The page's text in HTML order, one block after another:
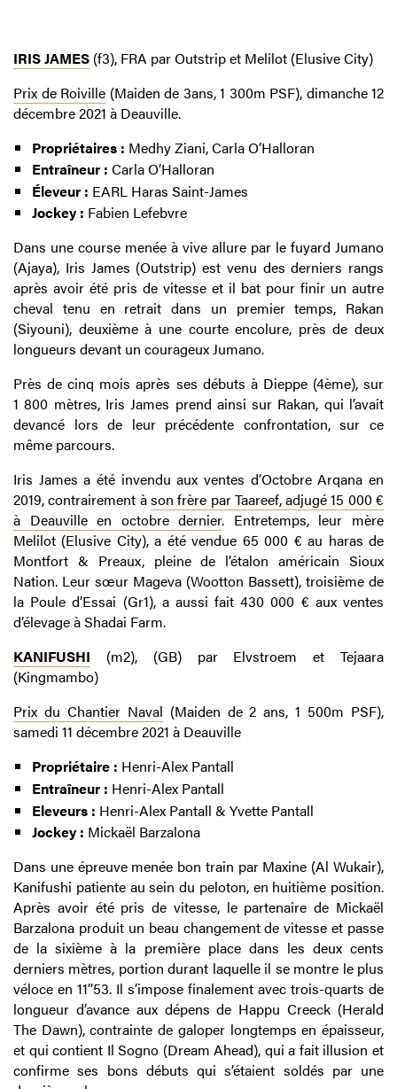
IRIS JAMES (f3), FRA par Outstrip et Melilot (Elusive City)
Prix de Roiville (Maiden de 3ans, 1 300m PSF), dimanche 12
décembre 2021 à Deauville.
Propriétaires : Medhy Ziani, Carla O’Halloran
Entraîneur : Carla O’Halloran
Éleveur : EARL Haras Saint-James
Jockey : Fabien Lefebvre
Dans une course menée à vive allure par le fuyard Jumano
(Ajaya), Iris James (Outstrip) est venu des derniers rangs
après avoir été pris de vitesse et il bat pour finir un autre
cheval tenu en retrait dans un premier temps, Rakan
(Siyouni), deuxième à une courte encolure, près de deux
longueurs devant un courageux Jumano.
Près de cinq mois après ses débuts à Dieppe (4ème), sur
1 800 mètres, Iris James prend ainsi sur Rakan, qui l’avait
devancé lors de leur précédente confrontation, sur ce
même parcours.
Iris James a été invendu aux ventes d’Octobre Arqana en
2019, contrairement àson frère par Taareef, adjugé 15 000 €
à Deauville en octobre dernier. Entretemps, leur mère
Melilot (Elusive City), a été vendue 65 000 € au haras de
Montfort & Preaux, pleine de l’étalon américain Sioux
Nation. Leur sœur Mageva (Wootton Bassett), troisième de
la Poule d’Essai (Gr1), a aussi fait 430 000 € aux ventes
d’élevage à Shadai Farm.
KANIFUSHI (m2), (GB) par Elvstroem et Tejaara
(Kingmambo)
Prix du Chantier Naval (Maiden de 2 ans, 1 500m PSF),
samedi 11 décembre 2021 à Deauville
Propriétaire : Henri-Alex Pantall
Entraîneur : Henri-Alex Pantall
Eleveurs : Henri-Alex Pantall & Yvette Pantall
Jockey : Mickaël Barzalona
Dans une épreuve menée bon train par Maxine (Al Wukair),
Kanifushi patiente au sein du peloton, en huitième position.
Après avoir été pris de vitesse, le partenaire de Mickaël
Barzalona produit un beau changement de vitesse et passe
de la sixième à la première place dans les deux cents
derniers mètres, portion durant laquelle il se montre le plus
véloce en 11’’53. Il s’impose finalement avec trois-quarts de
longueur d’avance aux dépens de Happu Creeck (Herald
The Dawn), contrainte de galoper longtemps en épaisseur,
et qui contient Il Sogno (Dream Ahead), qui a fait illusion et
confirme ses bons débuts qui s’étaient soldés par une